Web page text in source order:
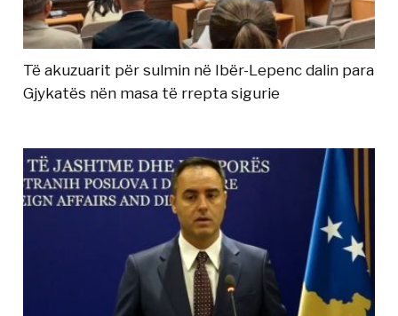
Të akuzuarit për sulmin në Ibër-Lepenc dalin para
Gjykatës nën masa të rrepta sigurie